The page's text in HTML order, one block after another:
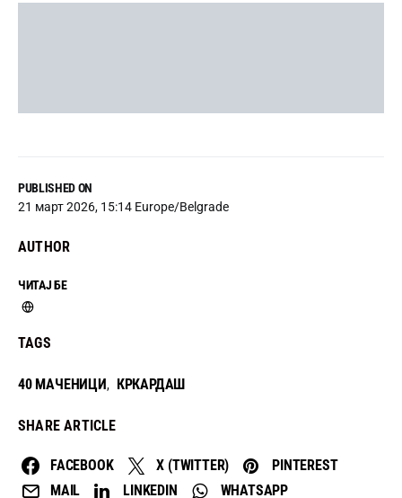
PUBLISHED ON
21 март 2026, 15:14 Europe/Belgrade
AUTHOR
ЧИТАЈ БЕ
TAGS
40 МАЧЕНИЦИ, КРКАРДАШ
SHARE ARTICLE
FACEBOOK X (TWITTER)
PINTEREST
MAIL
LINKEDIN
WHATSAPP